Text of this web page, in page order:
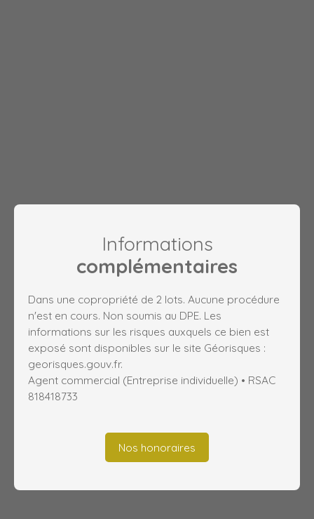
Informations
complémentaires
Dans une copropriété de 2 lots. Aucune procédure
n'est en cours. Non soumis au DPE. Les
informations sur les risques auxquels ce bien est
exposé sont disponibles sur le site Géorisques :
georisques.gouv.fr.
Agent commercial (Entreprise individuelle) • RSAC
818418733
Nos honoraires